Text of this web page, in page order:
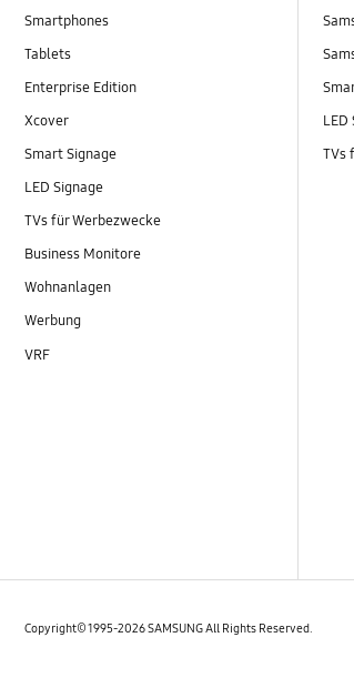
Smartphones
Tablets
Enterprise Edition
Xcover
Smart Signage
LED Signage
TVs für Werbezwecke
Business Monitore
Wohnanlagen
Werbung
VRF
LED
TVs
Copyright© 1995-2026 SAMSUNG All Rights Reserved.